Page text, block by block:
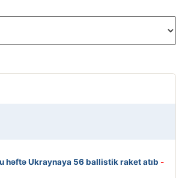
həftə Ukraynaya 56 ballistik raket atıb -